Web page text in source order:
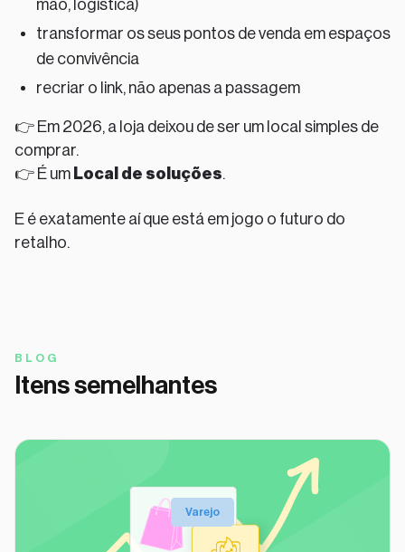
mão, logística)
transformar os seus pontos de venda em espaços
de convivência
recriar o link, não apenas a passagem
👉 Em 2026, a loja deixou de ser um local simples de
comprar.
👉 É um Local de soluções.
E é exatamente aí que está em jogo o futuro do
retalho.
BLOG
Itens semelhantes
Varejo